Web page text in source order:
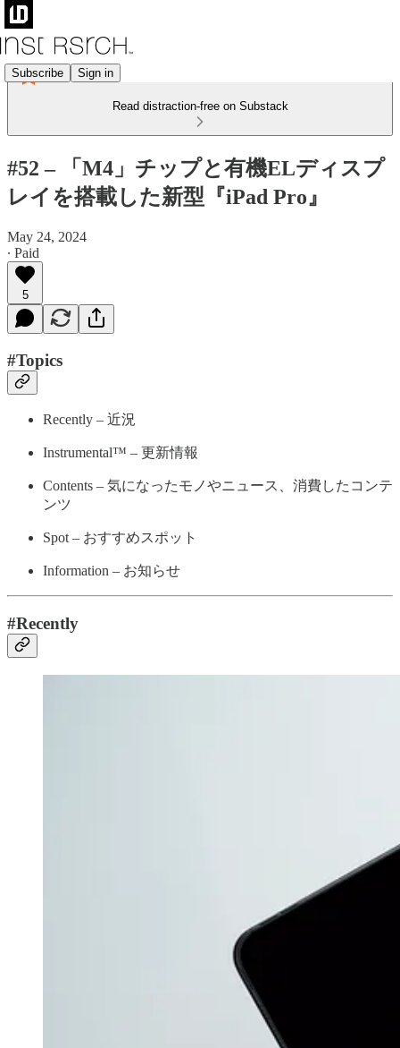
Subscribe Sign in
Read distraction-free on Substack
#52 – 「M4」チップと有機ELディスプ
レイを搭載した新型『iPad Pro』
May 24, 2024
∙ Paid
5
#Topics
Recently – 近況
Instrumental™ – 更新情報
Contents – 気になったモノやニュース、消費したコンテ
ンツ
Spot – おすすめスポット
Information – お知らせ
#Recently